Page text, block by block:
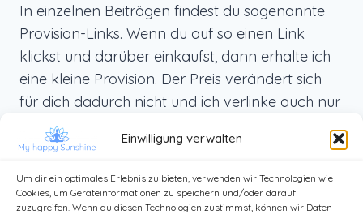
Einwilligung verwalten
Um dir ein optimales Erlebnis zu bieten, verwenden wir Technologien wie
Cookies, um Geräteinformationen zu speichern und/oder darauf
zuzugreifen. Wenn du diesen Technologien zustimmst, können wir Daten
In einzelnen Beiträgen findest du sogenannte
Provision-Links. Wenn du auf so einen Link
klickst und darüber einkaufst, dann erhalte ich
eine kleine Provision. Der Preis verändert sich
für dich dadurch nicht und ich verlinke auch nur
Produkte, die ich selbst benutze und die ich dir
von ganzem Herzen weiterempfehlen kann.